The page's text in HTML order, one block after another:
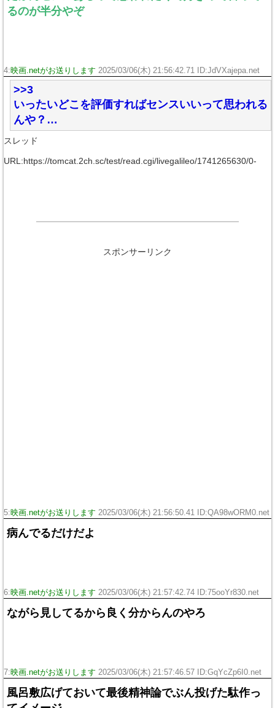
るのが半分やぞ
4:映画.netがお送りします 2025/03/06(木) 21:56:42.71 ID:JdVXajepa.net
>>3
いったいどこを評価すればセンスいいって思われる
んや？…
スレッド
URL:https://tomcat.2ch.sc/test/read.cgi/livegalileo/1741265630/0-
スポンサーリンク
5:映画.netがお送りします 2025/03/06(木) 21:56:50.41 ID:QA98wORM0.net
病んでるだけだよ
6:映画.netがお送りします 2025/03/06(木) 21:57:42.74 ID:75ooYr830.net
ながら見してるから良く分からんのやろ
7:映画.netがお送りします 2025/03/06(木) 21:57:46.57 ID:GqYcZp6I0.net
風呂敷広げておいて最後精神論でぶん投げた駄作っ